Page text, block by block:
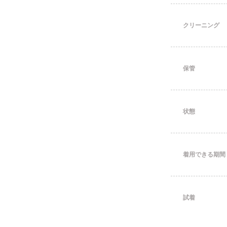
クリーニング
保管
状態
着用できる期間
試着